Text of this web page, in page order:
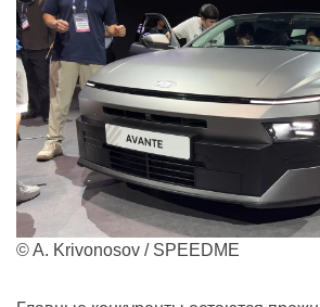
© A. Krivonosov / SPEEDME